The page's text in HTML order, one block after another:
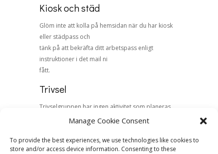
Manage Cookie Consent
To provide the best experiences, we use technologies like cookies to
store and/or access device information. Consenting to these
Kiosk och städ
Glöm inte att kolla på hemsidan när du har kiosk
eller städpass och
tänk på att bekräfta ditt arbetspass enligt
instruktioner i det mail ni
fått.
Trivsel
Trivselgruppen har ingen aktivitet som planeras
just nu. Nästa
Läger